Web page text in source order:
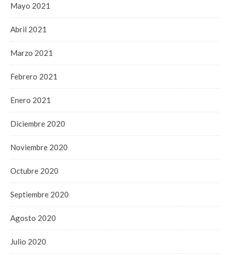
Mayo 2021
Abril 2021
Marzo 2021
Febrero 2021
Enero 2021
Diciembre 2020
Noviembre 2020
Octubre 2020
Septiembre 2020
Agosto 2020
Julio 2020